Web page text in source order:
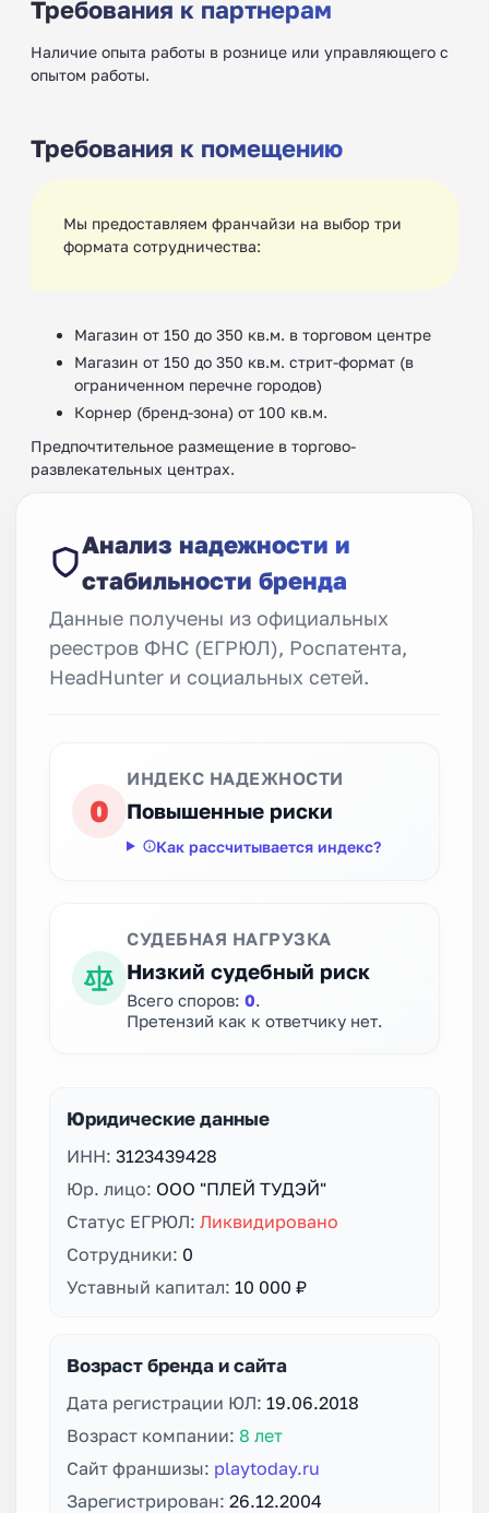
Требования к партнерам
Наличие опыта работы в рознице или управляющего с
опытом работы.
Требования к помещению
Мы предоставляем франчайзи на выбор три
формата сотрудничества:
Магазин от 150 до 350 кв.м. в торговом центре
Магазин от 150 до 350 кв.м. стрит-формат (в
ограниченном перечне городов)
Корнер (бренд-зона) от 100 кв.м.
Предпочтительное размещение в торгово-
развлекательных центрах.
Анализ надежности и
стабильности бренда
Данные получены из официальных
реестров ФНС (ЕГРЮЛ), Роспатента,
HeadHunter и социальных сетей.
0
ИНДЕКС НАДЕЖНОСТИ
Повышенные риски
Как рассчитывается индекс?
СУДЕБНАЯ НАГРУЗКА
Низкий судебный риск
Всего споров: 0
Претензий как к ответчику нет.
Юридические данные
ИНН: 3123439428
Юр. лицо: ООО "ПЛЕЙ ТУДЭЙ"
Статус ЕГРЮЛ: Ликвидировано
Сотрудники: 0
Уставный капитал: 10 000 ₽
Возраст бренда и сайта
Дата регистрации ЮЛ: 19.06.2018
Возраст компании: 8 лет
Сайт франшизы: playtoday.ru
Зарегистрирован: 26.12.2004